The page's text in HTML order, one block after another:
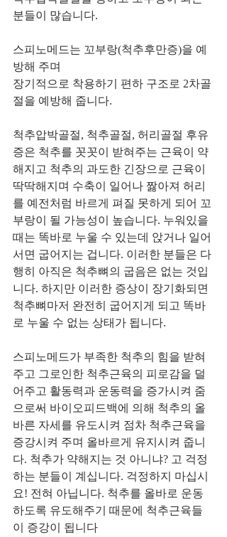
분들이 많습니다.
스피노메드는 꼬부랑(척추후만증)을 예
방해 주며
장기적으로 착용하기 편하 구조로 2차골
절을 예방해 줍니다.
척추압박골절, 척추골절, 허리골절 후유
증은 척추를 꼿꼿이 받혀주는 근육이 약
해지고 척추의 과도한 긴장으로 근육이
딱딱해지며 수축이 일어나 짫아져 허리
를 예전처럼 바르게 펴질 못하게 되어 꼬
부랑이 될 가능성이 높습니다. 누워있을
때는 똑바로 누울 수 있는데 앉거나 일어
서면 굽어지는 겁니다. 이러한 분들은 다
행히 아직은 척추뼈의 굽음은 없는 것입
니다. 하지만 이러한 증상이 장기화되면
척추뼈마저 완전히 굽어지게 되고 똑바
로 누울 수 없는 상태가 됩니다.
스피노메드가 부족한 척추의 힘을 받혀
주고 그로인한 척추근육의 피로감을 덜
어주고 활동력과 운동력을 증가시켜 줌
으로써 바이오피드백에 의해 척추의 올
바른 자세를 유도시켜 점차 척추근육을
증강시켜 주며 올바르게 유지시켜 줍니
다. 척추가 약해지는 것 아니냐? 고 걱정
하는 분들이 계십니다. 걱정하지 마십시
요! 전혀 아닙니다. 척추를 올바로 운동
하도록 유도해주기 때문에 척추근육들
이 증강이 됩니다